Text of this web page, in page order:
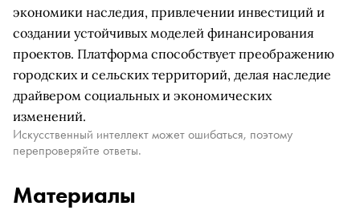
экономики наследия, привлечении инвестиций и
создании устойчивых моделей финансирования
проектов. Платформа способствует преображению
городских и сельских территорий, делая наследие
драйвером социальных и экономических
изменений.
Искусственный интеллект может ошибаться, поэтому
перепроверяйте ответы.
Материалы